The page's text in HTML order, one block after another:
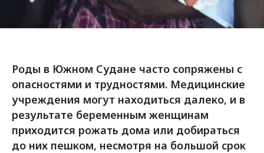
Роды в Южном Судане часто сопряжены с
опасностями и трудностями. Медицинские
учреждения могут находиться далеко, и в
результате беременным женщинам
приходится рожать дома или добираться
до них пешком, несмотря на большой срок